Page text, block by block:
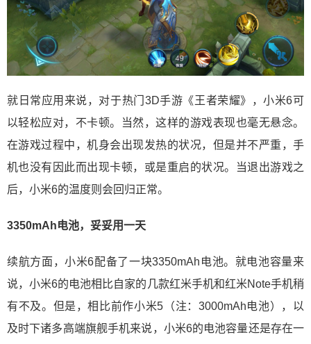
就日常应用来说，对于热门3D手游《王者荣耀》，小米6可
以轻松应对，不卡顿。当然，这样的游戏表现也毫无悬念。
在游戏过程中，机身会出现发热的状况，但是并不严重，手
机也没有因此而出现卡顿，或是重启的状况。当退出游戏之
后，小米6的温度则会回归正常。
3350mAh电池，妥妥用一天
续航方面，小米6配备了一块3350mAh电池。就电池容量来
说，小米6的电池相比自家的几款红米手机和红米Note手机稍
有不及。但是，相比前作小米5（注：3000mAh电池），以
及时下诸多高端旗舰手机来说，小米6的电池容量还是存在一